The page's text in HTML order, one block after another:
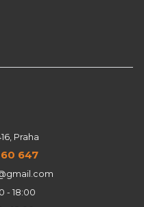
Praha
647
- 18:00